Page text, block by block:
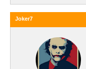
Joker7